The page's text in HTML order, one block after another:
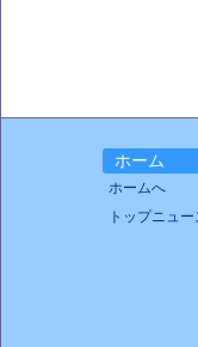
ホーム
ホームへ
トップニュー